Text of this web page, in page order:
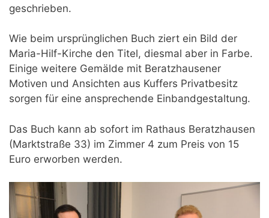
geschrieben.
Wie beim ursprünglichen Buch ziert ein Bild der
Maria-Hilf-Kirche den Titel, diesmal aber in Farbe.
Einige weitere Gemälde mit Beratzhausener
Motiven und Ansichten aus Kuffers Privatbesitz
sorgen für eine ansprechende Einbandgestaltung.
Das Buch kann ab sofort im Rathaus Beratzhausen
(Marktstraße 33) im Zimmer 4 zum Preis von 15
Euro erworben werden.